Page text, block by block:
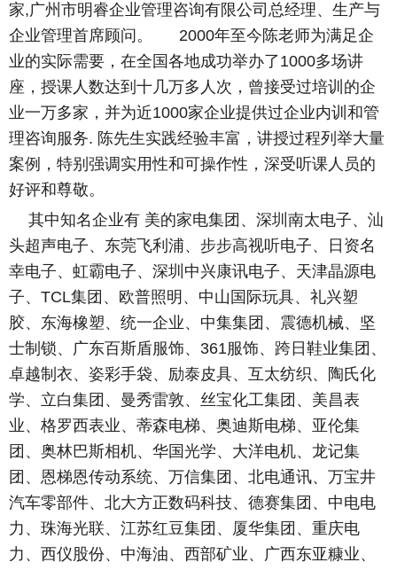
家,广州市明睿企业管理咨询有限公司总经理、生产与
企业管理首席顾问。
2000年至今陈老师为满足企
业的实际需要，在全国各地成功举办了1000多场讲
座，授课人数达到十几万多人次，曾接受过培训的企
业一万多家，并为近1000家企业提供过企业内训和管
理咨询服务. 陈先生实践经验丰富，讲授过程列举大量
案例，特别强调实用性和可操作性，深受听课人员的
好评和尊敬。
其中知名企业有 美的家电集团、深圳南太电子、汕
头超声电子、东莞飞利浦、步步高视听电子、日资名
幸电子、虹霸电子、深圳中兴康讯电子、天津晶源电
子、 TCL集团、欧普照明、中山国际玩具、礼兴塑
胶、东海橡塑、统一企业、中集集团、震德机械、坚
士制锁、广东百斯盾服饰、 361服饰、跨日鞋业集团、
卓越制衣、姿彩手袋、励泰皮具、互太纺织、陶氏化
学、立白集团、曼秀雷敦、丝宝化工集团、美昌表
业、格罗西表业、蒂森电梯、奥迪斯电梯、亚伦集
团、奥林巴斯相机、华国光学、大洋电机、龙记集
团、恩梯恩传动系统、万信集团、北电通讯、万宝井
汽车零部件、北大方正数码科技、德赛集团、中电电
力、珠海光联、江苏红豆集团、厦华集团、重庆电
力、西仪股份、中海油、西部矿业、广西东亚糠业、